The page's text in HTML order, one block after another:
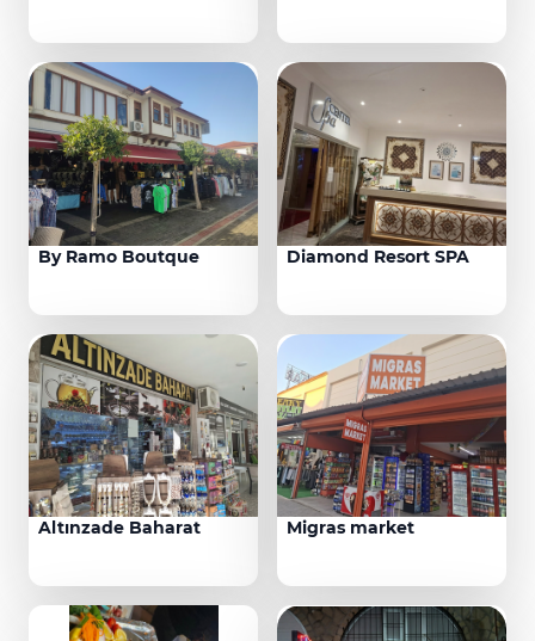
By Ramo Boutque Diamond Resort SPA
Altınzade Baharat Migras market